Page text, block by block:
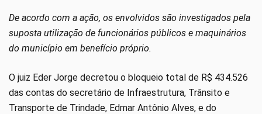
De acordo com a ação, os envolvidos são investigados pela
suposta utilização de funcionários públicos e maquinários
do município em benefício próprio.
O juiz Eder Jorge decretou o bloqueio total de R$ 434.526
das contas do secretário de Infraestrutura, Trânsito e
Transporte de Trindade, Edmar Antônio Alves, e do